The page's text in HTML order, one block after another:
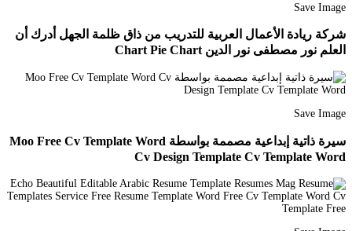
Save Image
شركة ريادة الأعمال العربية للتدريب من ذاق ظلمة الجهل أدرك أن
العلم نور مصطفى نور الدين Chart Pie Chart
Save Image
سيرة ذاتية إبداعية مصممة بواسطة Moo Free Cv Template Word
Cv Design Template Cv Template Word